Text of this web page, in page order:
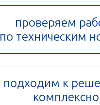
проверяем
по техническим
подходим к
комплексно